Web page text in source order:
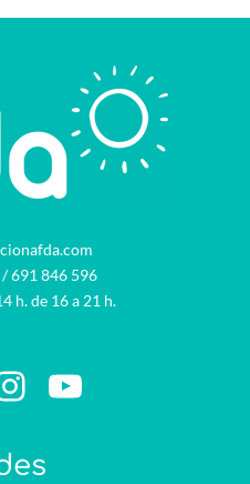
691 846 596
h. de 16 a 21 h.
YouTube